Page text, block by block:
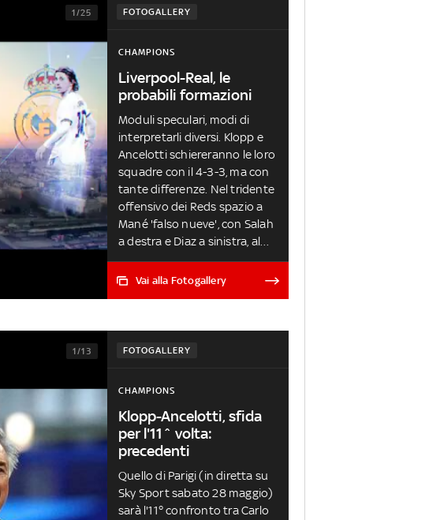
FOTOGALLERY
1/25
CHAMPIONS
Liverpool-Real, le
probabili formazioni
Moduli speculari, modi di
interpretarli diversi. Klopp e
Ancelotti schiereranno le loro
squadre con il 4-3-3, ma con
tante differenze. Nel tridente
offensivo dei Reds spazio a
Mané 'falso nueve', con Salah
a destra e Diaz a sinistra, al
momento in vantaggio su
Jota e Firmino. Ancelotti
a destra, con Vinicius
dall'altra parte e l'inamovibile
Camavinga parte ancora dalla
panchina LIVERPOOL-REAL
MADRID LIVE
Vai alla Fotogallery
FOTOGALLERY
1/13
CHAMPIONS
Klopp-Ancelotti, sfida
per l'11^ volta:
precedenti
Quello di Parigi (in diretta su
Sky Sport sabato 28 maggio)
sarà l'11° confronto tra Carlo